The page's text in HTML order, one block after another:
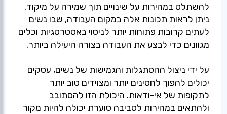
להשתלט במהירות על שינויים תוך שמירה על מיקוד.
ניתן לראות תכונות אלה במקום העבודה, שבו נשים
לעתים קרובות פתוחות יותר לניסוי באסטרטגיות וכלים
על ידי ניצול ההסתגלות והגמישות של נשים, עסקים
יכולים להפוך לחסינים יותר ומצוידים טוב יותר
לתקופות של אי-ודאות. היכולת הזו להסתובב
ולהתאים במהירות לסביבה סוערת יכולה להיות מקור